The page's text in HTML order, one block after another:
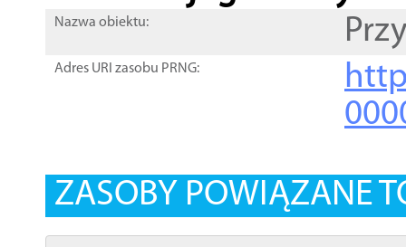
Nazwa obiektu:
Adres URI zasobu PRNG:
ZASOBY POWIĄZANE